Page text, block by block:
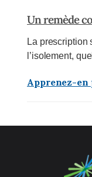
Un remède
La prescription
l’isolement,
Apprenez-en